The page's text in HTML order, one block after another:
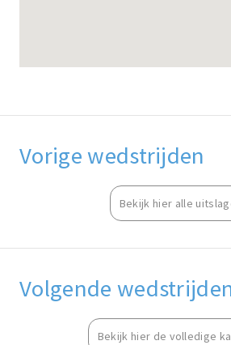
Vorige wedstrijden
Bekijk hier alle
Volgende
Bekijk hier de volledige